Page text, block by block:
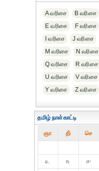
A வரிசை B வரிசை
E வரிசை
F வரிசை
I வரிசை
J வரிசை
M வரிசை
N வரிசை
Q வரிசை
R வரிசை
U வரிசை
V வரிசை
Y வரிசை
Z வரிசை
தமிழ் நாள்காட்டி
ஞா தி் செ
௨
௩ ௪